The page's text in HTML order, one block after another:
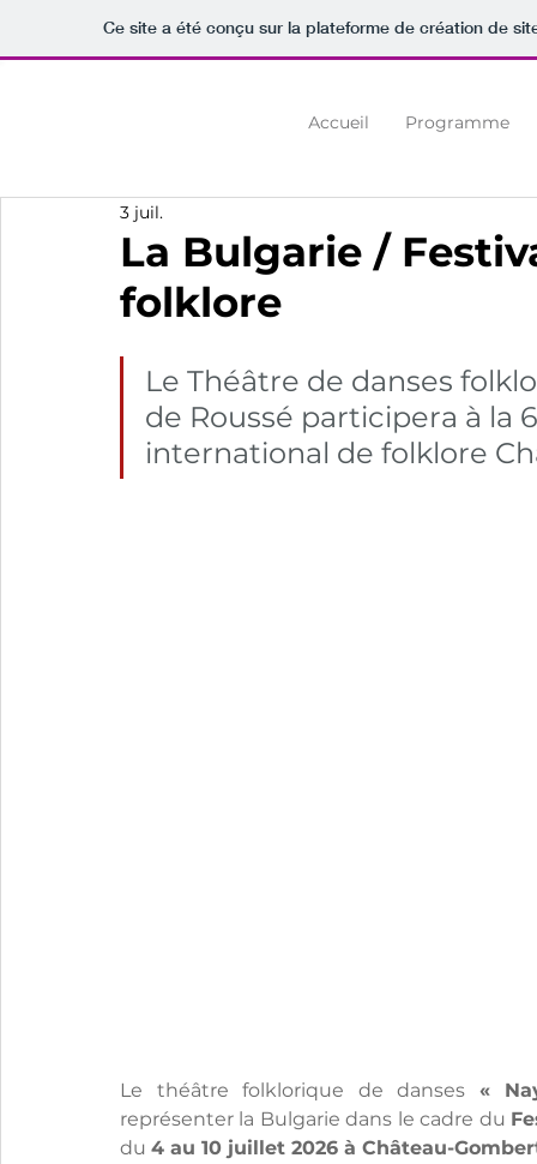
Ce site a été conçu sur la plateforme de création de
Аccueil Programme
La Bulgarie /
folklore
3 juil.
Le Théâtre de danses
de Roussé participera à
international de folklore
Le théâtre folklorique de danses «
représenter la Bulgarie dans le cadre du
du 4 au 10 juillet 2026 à Château-